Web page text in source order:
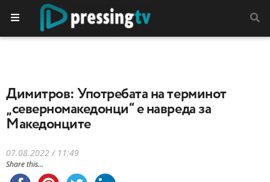
Димитров: Употребата на терминот
„северномакедонци“ е навреда за
Македонците
07.08.2022 / 11:49
Share this...